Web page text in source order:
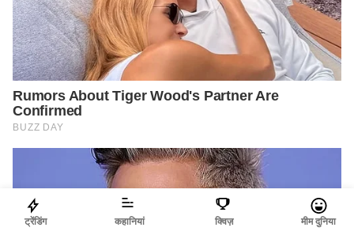
ट्रेंडिंग कहानियां क्विज़ मीम दुनिया